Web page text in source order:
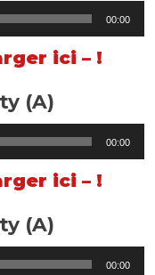
00:00
ici – !
(A)
00:00
ici – !
(A)
00:00